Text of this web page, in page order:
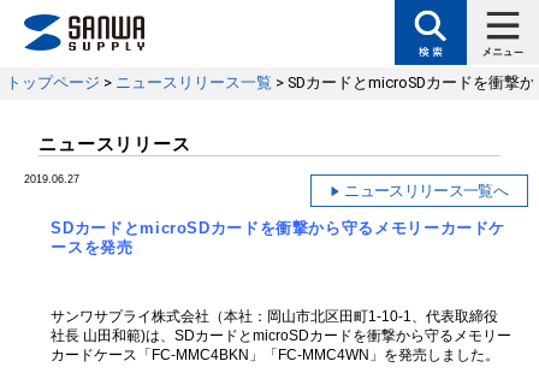
トップページ > ニュースリリース一覧 > SDカードとmicroSDカードを衝撃
ニュースリリース
2019.06.27
ニュースリリース一覧へ
SDカードとmicroSDカードを衝撃から守るメモリーカードケ
ースを発売
サンワサプライ株式会社（本社：岡山市北区田町1-10-1、代表取締役
社長 山田和範)は、SDカードとmicroSDカードを衝撃から守るメモリー
カードケース「FC-MMC4BKN」「FC-MMC4WN」を発売しました。